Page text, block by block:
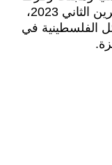
صوتي وطائرة مسيرة، منذ نوفمبر/ تشرين الثاني 2023،
الفلسطينية في